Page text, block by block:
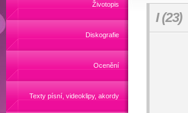
Životopis
Diskografie
Ocenění
Texty písní, videoklipy, akordy
I (23)